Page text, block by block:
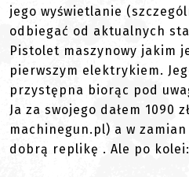
jego wyświetlanie
odbiegać od aktualnych
Pistolet maszynowy jakim
pierwszym elektrykiem.
przystępna biorąc pod
Ja za swojego dałem 1090
machinegun.pl) a w
dobrą replikę . Ale po kolei: